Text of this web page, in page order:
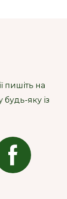
пишіть на
яку із